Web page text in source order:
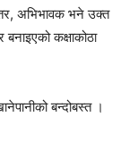
अभिभावक भने उक्त
कक्षाकोठा
बन्दोबस्त ।